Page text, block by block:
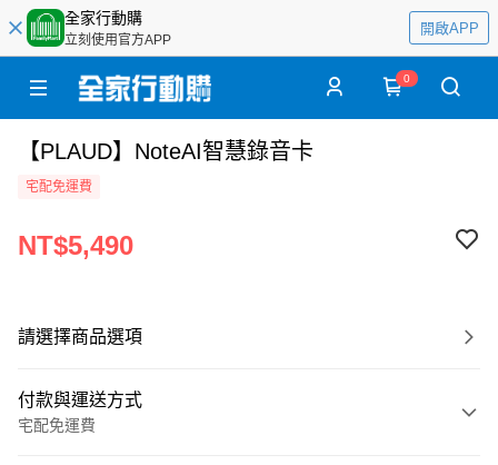
全家行動購
立刻使用官方APP
開啟APP
0
【PLAUD】NoteAI智慧錄音卡
宅配免運費
NT$5,490
請選擇商品選項
付款與運送方式
宅配免運費